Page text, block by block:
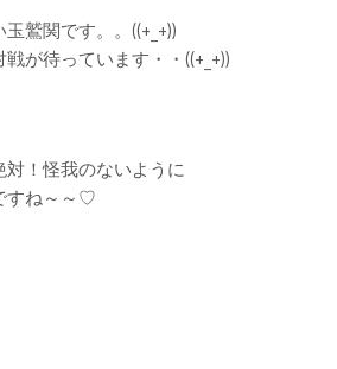
鷲関です。。((+_+))
が待っています・・((+_+))
！怪我のないように
すね～～♡